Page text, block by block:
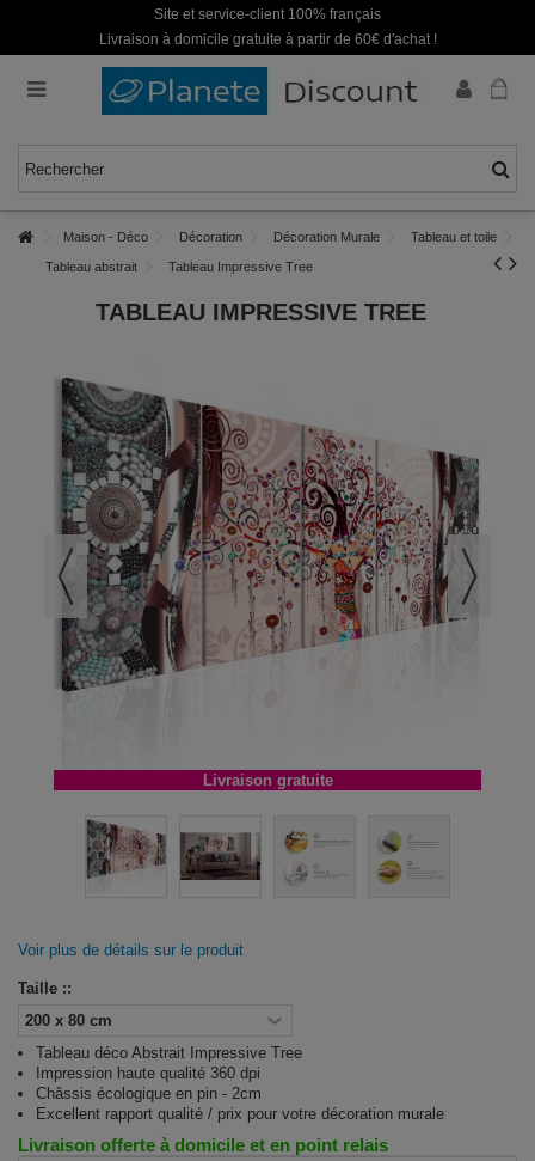
Site et service-client 100% français
Livraison à domicile gratuite à partir de 60€ d'achat !
Maison - Déco Décoration Décoration Murale Tableau et toile
Tableau abstrait Tableau Impressive Tree
TABLEAU IMPRESSIVE TREE
Livraison gratuite
Voir plus de détails sur le produit
Taille ::
Tableau déco Abstrait Impressive Tree
Impression haute qualité 360 dpi
Châssis écologique en pin - 2cm
Excellent rapport qualité / prix pour votre décoration murale
Livraison offerte à domicile et en point relais